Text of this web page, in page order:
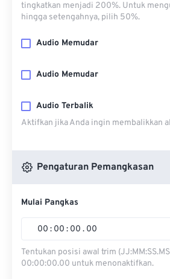
tingkatkan menjadi 200%. Untuk
hingga setengahnya, pilih 50%.
Audio Memudar
Audio Memudar
Audio Terbalik
Aktifkan jika Anda ingin membalikkan
Pengaturan Pemangkasan
Mulai Pangkas
00 : 00 : 00 . 00
Tentukan posisi awal trim
00:00:00.00 untuk menonaktifkan.